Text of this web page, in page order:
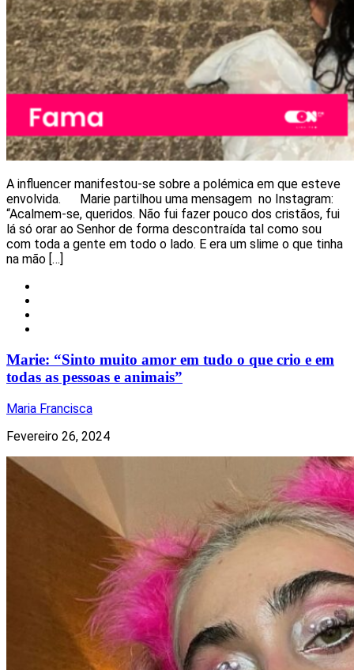
A influencer manifestou-se sobre a polémica em que esteve
envolvida. Marie partilhou uma mensagem no Instagram:
“Acalmem-se, queridos. Não fui fazer pouco dos cristãos, fui
lá só orar ao Senhor de forma descontraída tal como sou
com toda a gente em todo o lado. E era um slime o que tinha
na mão […]
Marie: “Sinto muito amor em tudo o que crio e em
todas as pessoas e animais”
Maria Francisca
Fevereiro 26, 2024